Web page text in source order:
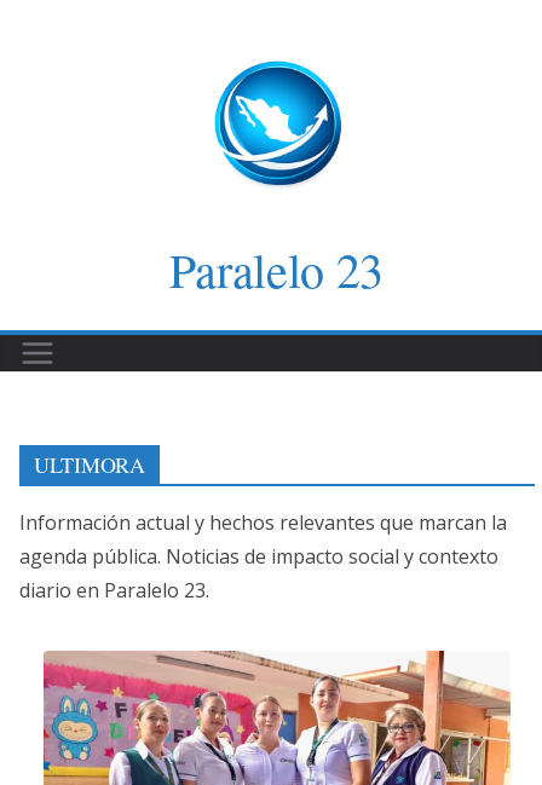
Paralelo 23
ULTIMORA
Información actual y hechos relevantes que marcan la
agenda pública. Noticias de impacto social y contexto
diario en Paralelo 23.